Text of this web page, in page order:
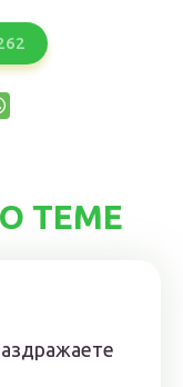
ТЕМЕ